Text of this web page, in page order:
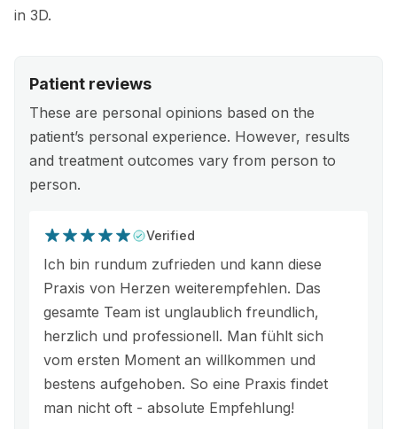
in 3D.
Patient reviews
These are personal opinions based on the
patient’s personal experience. However, results
and treatment outcomes vary from person to
person.
Verified
Ich bin rundum zufrieden und kann diese
Praxis von Herzen weiterempfehlen. Das
gesamte Team ist unglaublich freundlich,
herzlich und professionell. Man fühlt sich
vom ersten Moment an willkommen und
bestens aufgehoben. So eine Praxis findet
man nicht oft - absolute Empfehlung!